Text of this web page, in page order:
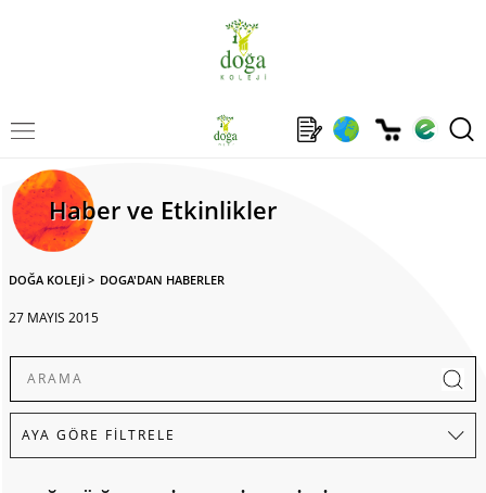
Haber ve Etkinlikler
DOĞA KOLEJİ > DOGA'DAN HABERLER
27 MAYIS 2015